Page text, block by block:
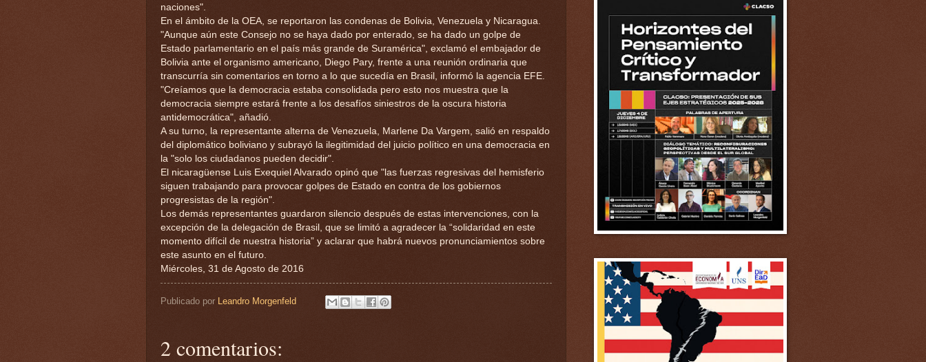
naciones".
En el ámbito de la OEA, se reportaron las condenas de Bolivia, Venezuela y Nicaragua.
"Aunque aún este Consejo no se haya dado por enterado, se ha dado un golpe de
Estado parlamentario en el país más grande de Suramérica", exclamó el embajador de
Bolivia ante el organismo americano, Diego Pary, frente a una reunión ordinaria que
transcurría sin comentarios en torno a lo que sucedía en Brasil, informó la agencia EFE.
"Creíamos que la democracia estaba consolidada pero esto nos muestra que la
democracia siempre estará frente a los desafíos siniestros de la oscura historia
antidemocrática", añadió.
A su turno, la representante alterna de Venezuela, Marlene Da Vargem, salió en respaldo
del diplomático boliviano y subrayó la ilegitimidad del juicio político en una democracia en
la "solo los ciudadanos pueden decidir".
El nicaragüense Luis Exequiel Alvarado opinó que "las fuerzas regresivas del hemisferio
siguen trabajando para provocar golpes de Estado en contra de los gobiernos
progresistas de la región".
Los demás representantes guardaron silencio después de estas intervenciones, con la
excepción de la delegación de Brasil, que se limitó a agradecer la “solidaridad en este
momento difícil de nuestra historia” y aclarar que habrá nuevos pronunciamientos sobre
este asunto en el futuro.
Miércoles, 31 de Agosto de 2016
Publicado por Leandro Morgenfeld
2 comentarios: